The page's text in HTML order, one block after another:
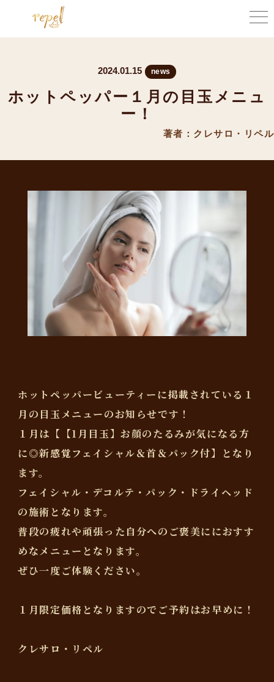
2024.01.15 news
ホットペッパー１月の目玉メニュ
ー！
著者：クレサロ・リペル
ホットペッパービューティーに掲載されている１
月の目玉メニューのお知らせです！
１月は【【1月目玉】お顔のたるみが気になる方
に◎新感覚フェイシャル＆首＆パック付】となり
ます。
フェイシャル・デコルテ・パック・ドライヘッド
の施術となります。
普段の疲れや頑張った自分へのご褒美ににおすす
めなメニューとなります。
ぜひ一度ご体験ください。
１月限定価格となりますのでご予約はお早めに！
クレサロ・リペル